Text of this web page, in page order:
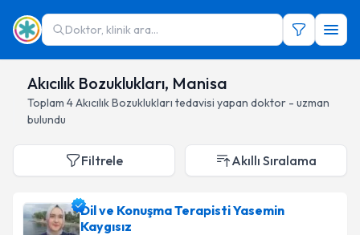
Doktor, klinik ara...
Akıcılık Bozuklukları, Manisa
Toplam 4Akıcılık Bozuklukları tedavisi yapan doktor - uzman
bulundu
Filtrele Akıllı Sıralama
Dil ve Konuşma Terapisti Yasemin
Kaygısız